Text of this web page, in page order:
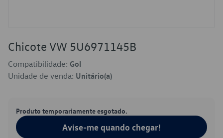
Chicote VW 5U6971145B
Compatibilidade: Gol
Unidade de venda: Unitário(a)
Produto temporariamente esgotado.
Avise-me quando chegar!